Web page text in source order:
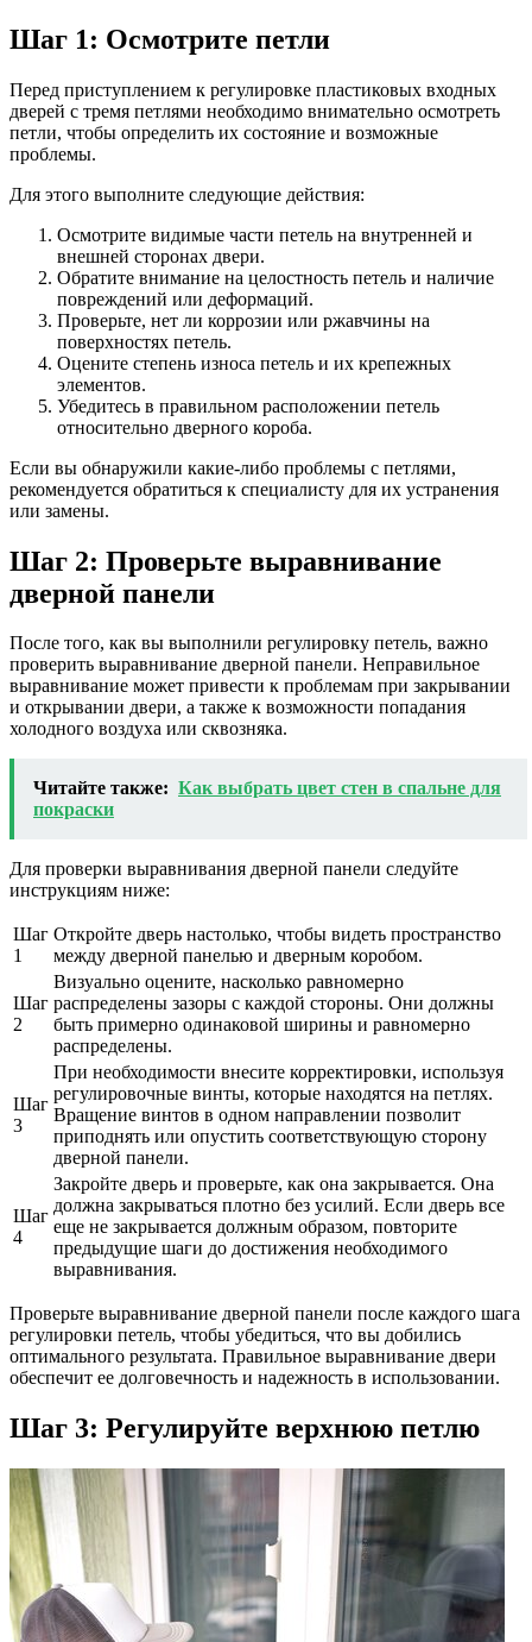
Шаг 1: Осмотрите петли
Перед приступлением к регулировке пластиковых входных
дверей с тремя петлями необходимо внимательно осмотреть
петли, чтобы определить их состояние и возможные
проблемы.
Для этого выполните следующие действия:
Осмотрите видимые части петель на внутренней и
внешней сторонах двери.
Обратите внимание на целостность петель и наличие
повреждений или деформаций.
Проверьте, нет ли коррозии или ржавчины на
поверхностях петель.
Оцените степень износа петель и их крепежных
элементов.
Убедитесь в правильном расположении петель
относительно дверного короба.
Если вы обнаружили какие-либо проблемы с петлями,
рекомендуется обратиться к специалисту для их устранения
или замены.
Шаг 2: Проверьте выравнивание
дверной панели
После того, как вы выполнили регулировку петель, важно
проверить выравнивание дверной панели. Неправильное
выравнивание может привести к проблемам при закрывании
и открывании двери, а также к возможности попадания
холодного воздуха или сквозняка.
Читайте также: Как выбрать цвет стен в спальне для
покраски
Для проверки выравнивания дверной панели следуйте
инструкциям ниже:
Шаг
1
Откройте дверь настолько, чтобы видеть пространство
между дверной панелью и дверным коробом.
Шаг
2
Визуально оцените, насколько равномерно
распределены зазоры с каждой стороны. Они должны
быть примерно одинаковой ширины и равномерно
распределены.
Шаг
3
При необходимости внесите корректировки, используя
регулировочные винты, которые находятся на петлях.
Вращение винтов в одном направлении позволит
приподнять или опустить соответствующую сторону
дверной панели.
Шаг
4
Закройте дверь и проверьте, как она закрывается. Она
должна закрываться плотно без усилий. Если дверь все
еще не закрывается должным образом, повторите
предыдущие шаги до достижения необходимого
выравнивания.
Проверьте выравнивание дверной панели после каждого шага
регулировки петель, чтобы убедиться, что вы добились
оптимального результата. Правильное выравнивание двери
обеспечит ее долговечность и надежность в использовании.
Шаг 3: Регулируйте верхнюю петлю